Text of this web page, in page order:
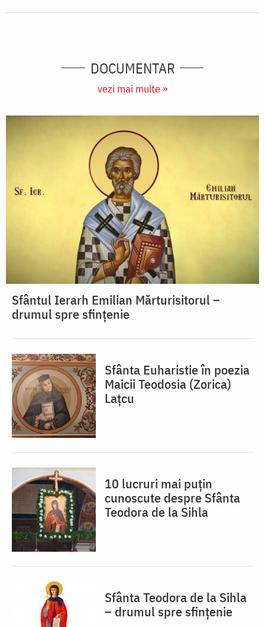
DOCUMENTAR
vezi mai multe »
Sfântul Ierarh Emilian Mărturisitorul –
drumul spre sfințenie
Sfânta Euharistie în poezia
Maicii Teodosia (Zorica)
Lațcu
10 lucruri mai puțin
cunoscute despre Sfânta
Teodora de la Sihla
Sfânta Teodora de la Sihla
– drumul spre sfințenie